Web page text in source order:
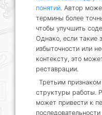
понятий. Автор
термины более
чтобы улучшить
Однако, если такие
избыточности или
контексту, это
реставрации.
Третьим
структуры работы.
может привести к